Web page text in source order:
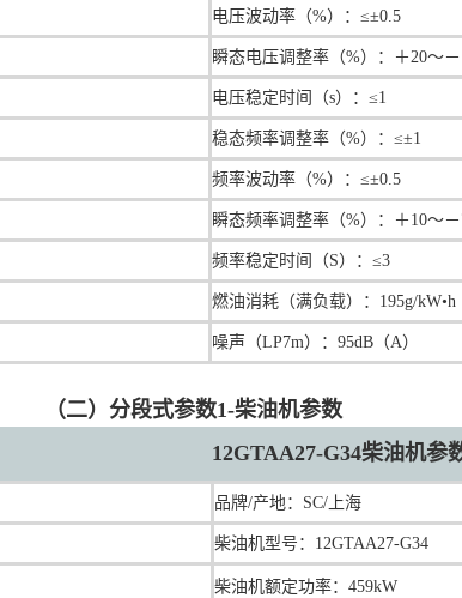
电压波动率（%）：≤±0.5
瞬态电压调整率（%）：＋20～
电压稳定时间（s）：≤1
稳态频率调整率（%）：≤±1
频率波动率（%）：≤±0.5
瞬态频率调整率（%）：＋10～
频率稳定时间（S）：≤3
燃油消耗（满负载）：195g/kW•h
噪声（LP7m）：95dB（A）
（二）分段式参数1-柴油机参数
12GTAA27-G34柴油机参
品牌/产地： SC/上海
柴油机型号：12GTAA27-G34
柴油机额定功率：459kW